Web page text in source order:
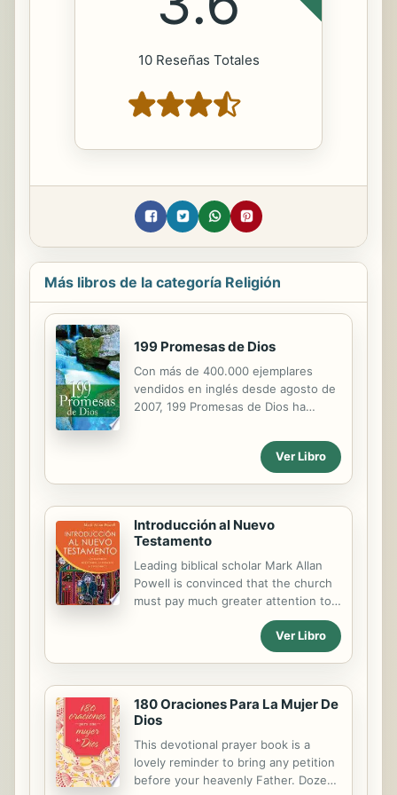
10 Reseñas Totales
Más libros de la categoría Religión
199 Promesas de Dios
Con más de 400.000 ejemplares
vendidos en inglés desde agosto de
2007, 199 Promesas de Dios ha
consumidores. ¡Ahora está
disponible en español! Docenas de
las garantías más alentadoras de la
sentimiento del lector del
compromiso de Dios con sus hijos.
Ver Libro
Introducción al Nuevo
Testamento
Leading biblical scholar Mark Allan
Powell is convinced that the church
must pay much greater attention to
the growing Hispanic population in
the United States and equip future
leaders to minister to Spanish-
edition of Powell's lively, engaging
introduction to the New Testament
is critical yet faith-friendly, lavishly
illustrated, and includes a variety of
pedagogical aids. Powell founded
and directs the Spanish for Ministry
Ver Libro
180 Oraciones Para La Mujer De
Dios
This devotional prayer book is a
lovely reminder to bring any petition
before your heavenly Father. Dozens